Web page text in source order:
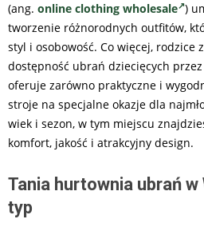
(ang. online clothing wholesale )
tworzenie różnorodnych outfitów,
styl i osobowość. Co więcej, rodzice
dostępność ubrań dziecięcych przez
oferuje zarówno praktyczne i
stroje na specjalne okazje dla
wiek i sezon, w tym miejscu
komfort, jakość i atrakcyjny design.
Tania hurtownia ubrań
typ